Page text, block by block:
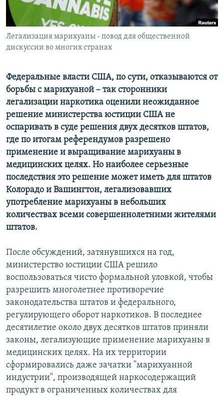
СОЦИАЛЬНЫЕ СЕТИ
Все сайты РСЕ/РС
Легализация марихуаны - повод для общественной
дискуссии во многих странах
Федеральные власти США, по сути, отказываются от
борьбы с марихуаной – так сторонники
легализации наркотика оценили неожиданное
решение министерства юстиции США не
оспаривать в суде решения двух десятков штатов,
где по итогам референдумов разрешено
применение и выращивание марихуаны в
медицинских целях. Но наиболее серьезные
последствия это решение может иметь для штатов
Колорадо и Вашингтон, легализовавших
употребление марихуаны в небольших
количествах всеми совершеннолетними жителями
штатов.
После обсуждений, затянувшихся на год,
министерство юстиции США решило
воспользоваться чисто формальной уловкой, чтобы
разрешить многолетнее противоречие
законодательства штатов и федерального,
регулирующего оборот наркотиков. В последнее
десятилетие около двух десятков штатов приняли
законы, легализующие применение марихуаны в
медицинских целях. На их территории
сформировались даже зачатки "марихуанной
индустрии", производящей наркосодержащий
продукт в ограниченных количествах для